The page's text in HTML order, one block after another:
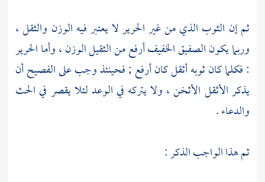
ثم إن الثوب الذي من غير الحرير لا يعتبر فيه الوزن والثقل ،
وربما يكون الصفيق الخفيف أرفع من الثقيل الوزن ، وأما الحرير
: فكلما كان ثوبه أثقل كان أرفع ; فحينئذ وجب على الفصيح أن
يذكر الأثقل الأثخن ، ولا يتركه في الوعد لئلا يقصر في الحث
والدعاء .
ثم هذا الواجب الذكر :